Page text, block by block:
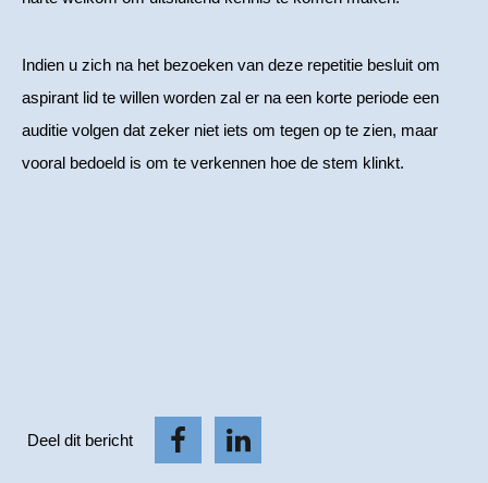
Indien u zich na het bezoeken van deze repetitie besluit om
aspirant lid te willen worden zal er na een korte periode een
auditie volgen dat zeker niet iets om tegen op te zien, maar
vooral bedoeld is om te verkennen hoe de stem klinkt.
Deel dit bericht